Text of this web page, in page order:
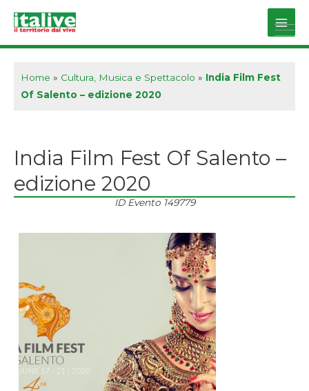
Main
Home » Cultura, Musica e Spettacolo » India Film Fest
Of Salento – edizione 2020
India Film Fest Of Salento –
edizione 2020
ID Evento 149779